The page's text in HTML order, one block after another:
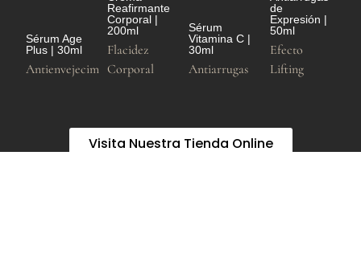
Sérum Age
Plus | 30ml
Antienvejecimiento
Reafirmante
Corporal |
200ml
Flacidez
Corporal
Sérum
Vitamina C |
30ml
Antiarrugas
de
Expresión |
50ml
Efecto
Lifting
Visita Nuestra Tienda Online